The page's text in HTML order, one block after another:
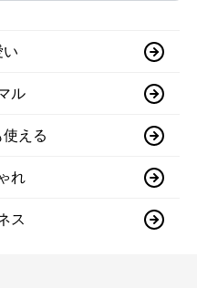
い
ル
える
れ
ス